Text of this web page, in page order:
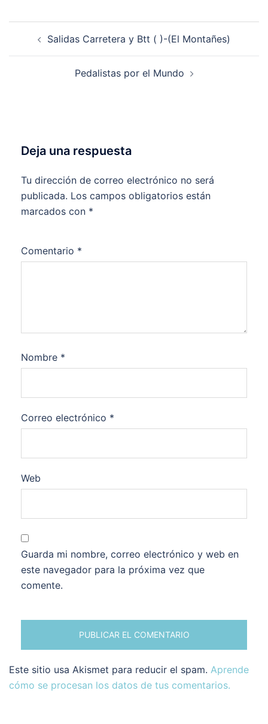
Salidas Carretera y Btt ( )-(El Montañes)
Pedalistas por el Mundo
Deja una respuesta
Tu dirección de correo electrónico no será
publicada. Los campos obligatorios están
marcados con *
Comentario *
Nombre *
Correo electrónico *
Web
Guarda mi nombre, correo electrónico y web en
este navegador para la próxima vez que
comente.
Este sitio usa Akismet para reducir el spam. Aprende
cómo se procesan los datos de tus comentarios.